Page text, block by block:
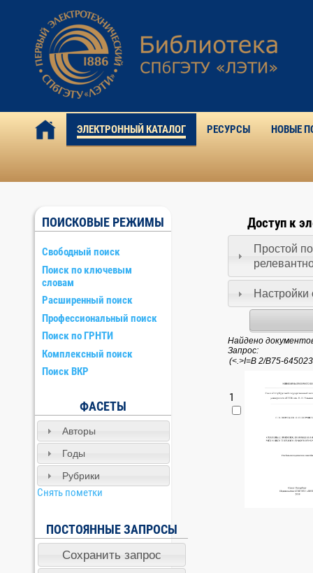
ЭЛЕКТРОННЫЙ КАТАЛОГ РЕСУРСЫ НОВЫЕ
ПОИСКОВЫЕ РЕЖИМЫ
Свободный поиск
Поиск по ключевым
словам
Расширенный поиск
Профессиональный поиск
Поиск по ГРНТИ
Комплексный поиск
Поиск ВКР
ФАСЕТЫ
Авторы
Годы
Рубрики
Снять пометки
ПОСТОЯННЫЕ ЗАПРОСЫ
Доступ к
Простой
Настройки
Найдено
Запрос:
1